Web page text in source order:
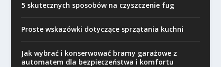
5 skutecznych sposobów na czyszczenie fug
Proste wskazówki dotyczące sprzątania kuchni
Jak wybrać i konserwować bramy garażowe z
automatem dla bezpieczeństwa i komfortu